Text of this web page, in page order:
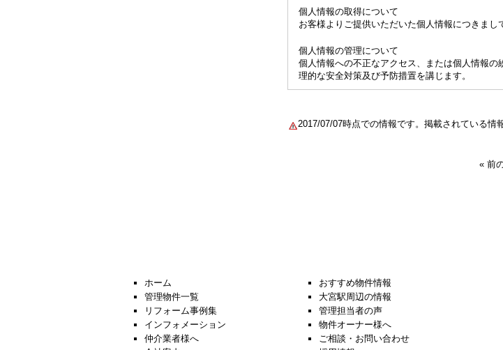
個人情報の取得について
お客様よりご提供いただいた個人情報につきまし
個人情報の管理について
個人情報への不正なアクセス、または個人情報
理的な安全対策及び予防措置を講じます。
2017/07/07時点での情報です。掲載されている情
« 前
ホーム
おすすめ物件情報
管理物件一覧
大宮駅周辺の情報
リフォーム事例集
管理担当者の声
インフォメーション
物件オーナー様へ
仲介業者様へ
ご相談・お問い合わせ